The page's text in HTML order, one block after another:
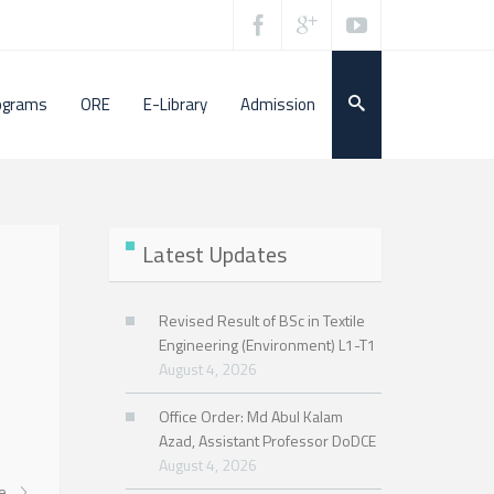
ORE E-Library Admission
Latest Updates
Revised Result of BSc in Textile
Engineering (Environment) L1-T1
August 4, 2026
Office Order: Md Abul Kalam
Azad, Assistant Professor DoDCE
August 4, 2026